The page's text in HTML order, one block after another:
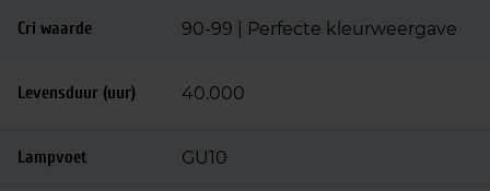
Cri waarde 90-99 | Perfecte kleurweergave
Levensduur (uur) 40.000
Lampvoet GU10